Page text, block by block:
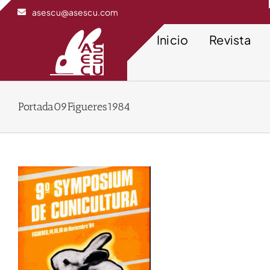
Saltar
asescu@asescu.com
Inicio Revista
Portada09Figueres1984